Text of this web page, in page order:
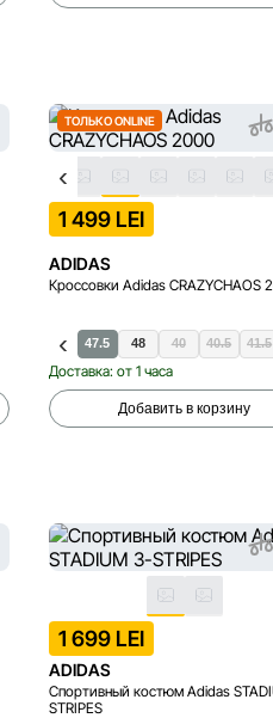
42 42.5
ТОЛЬКО ONLINE
1 499 LEI
ADIDAS
Кроссовки Adidas CRAZYCHAOS
46.5 47.5 48 40 40.5 41.5
Доставка: от 1 часа
Добавить в корзину
1 699 LEI
ADIDAS
Спортивный костюм Adidas
STRIPES